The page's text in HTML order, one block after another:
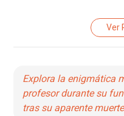
Ver
Explora la enigmática
profesor durante su
tras su aparente